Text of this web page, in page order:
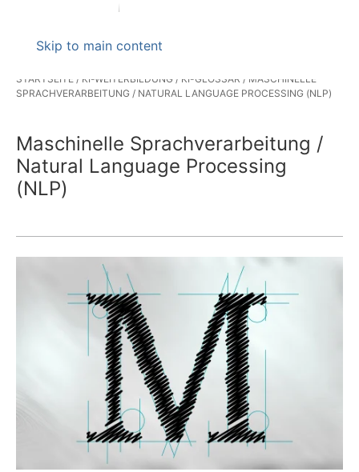
Skip to main content
STARTSEITE KI-WEITERBILDUNG KI-GLOSSAR
MASCHINELLE
SPRACHVERARBEITUNG / NATURAL LANGUAGE PROCESSING (NLP)
Maschinelle Sprachverarbeitung /
Natural Language Processing
(NLP)